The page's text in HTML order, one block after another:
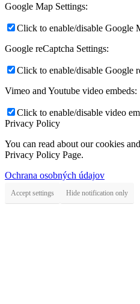
Google Map Settings:
Click to enable/disable Google
Google reCaptcha Settings:
Click to enable/disable Google
Vimeo and Youtube video embeds:
Click to enable/disable video
Privacy Policy
You can read about our cookies
Privacy Policy Page.
Ochrana osobných údajov
Accept settings Hide notification only